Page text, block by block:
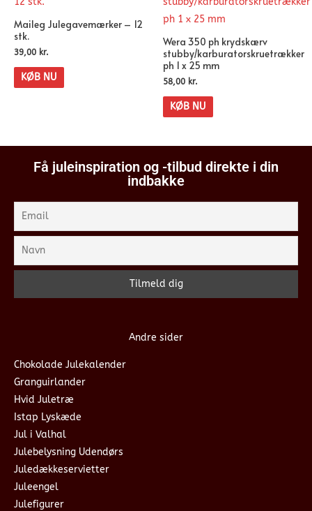
Maileg Julegavemærker – 12
stk.
39,00 kr.
KØB NU
Wera 350 ph krydskærv
stubby/karburatorskruetrækker
ph 1 x 25 mm
58,00 kr.
KØB NU
Få juleinspiration og -tilbud direkte i din
indbakke
Andre sider
Chokolade Julekalender
Granguirlander
Hvid Juletræ
Istap Lyskæde
Jul i Valhal
Julebelysning Udendørs
Juledækkeservietter
Juleengel
Julefigurer